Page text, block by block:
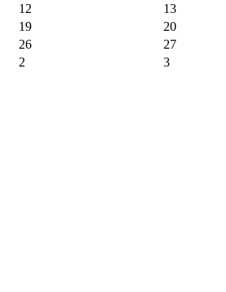
12 13
19 20
26 27
2 3